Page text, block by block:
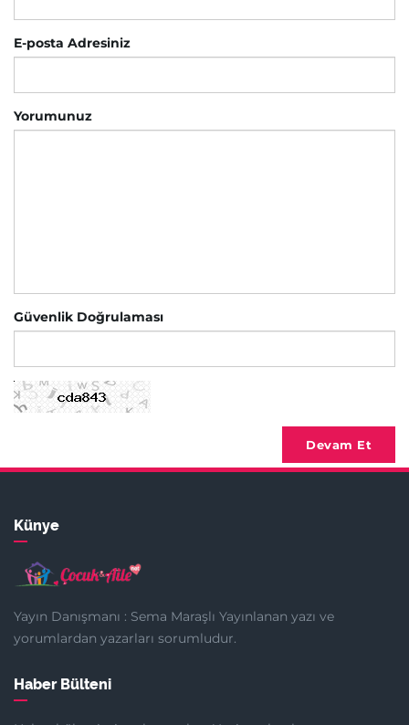
E-posta Adresiniz
Yorumunuz
Güvenlik Doğrulaması
Devam Et
Künye
Yayın Danışmanı : Sema Maraşlı Yayınlanan yazı ve
yorumlardan yazarları sorumludur.
Haber Bülteni